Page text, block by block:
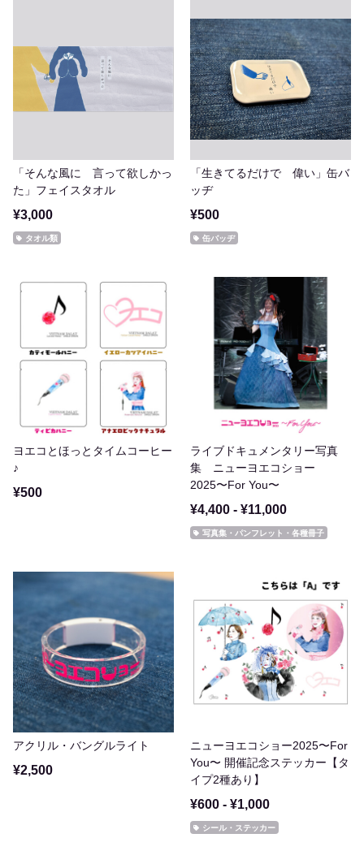
「そんな風に 言って欲しかっ
た」フェイスタオル
¥3,000
タオル類
「生きてるだけで 偉い」缶バ
ッヂ
¥500
缶バッヂ
ヨエコとほっとタイムコーヒー
♪
¥500
ライブドキュメンタリー写真
集 ニューヨエコショー
2025〜For You〜
¥4,400 - ¥11,000
写真集・パンフレット・各種冊子
アクリル・バングルライト
¥2,500
ニューヨエコショー2025〜For
You〜 開催記念ステッカー【タ
イプ2種あり】
¥600 - ¥1,000
シール・ステッカー